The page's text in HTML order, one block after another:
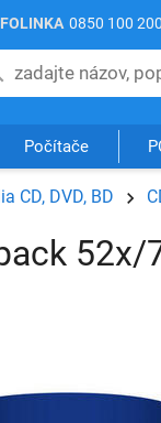
0850 100 200
Počítače
CD, DVD, BD